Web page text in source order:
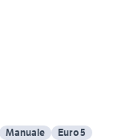
Manuale Euro 5